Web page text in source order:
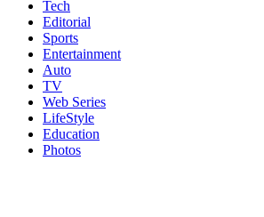
Tech
Editorial
Sports
Entertainment
Auto
TV
Web Series
LifeStyle
Education
Photos